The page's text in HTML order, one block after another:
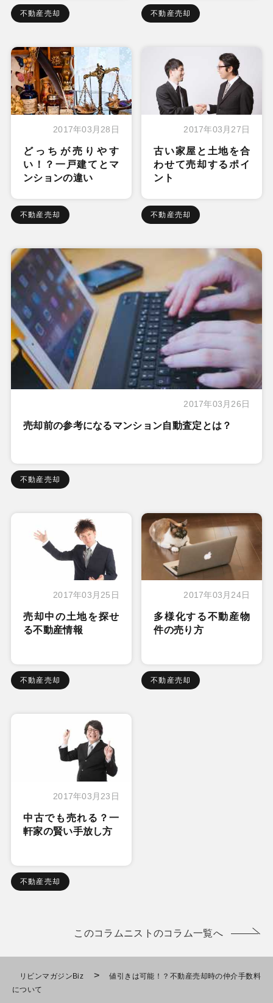
不動産売却 不動産売却
2017年03月28日
どっちが売りやす
い！？一戸建てとマ
ンションの違い
不動産売却
2017年03月27日
古い家屋と土地を合
わせて売却するポイ
ント
不動産売却
2017年03月26日
売却前の参考になるマンション自動査定とは？
不動産売却
2017年03月25日
売却中の土地を探せ
る不動産情報
不動産売却
2017年03月24日
多様化する不動産物
件の売り方
不動産売却
2017年03月23日
中古でも売れる？一
軒家の賢い手放し方
不動産売却
このコラムニストのコラム一覧へ
リビンマガジンBiz >
値引きは可能！？不動産売却時の仲介手数料
について